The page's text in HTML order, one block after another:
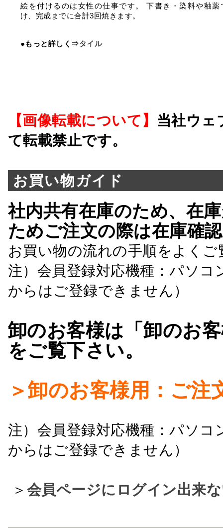
絵を付けるのは女性の仕事です。 下書き・染料や釉薬
け、完成までに合計3回焼きます。
●もっと詳しく⇒タイル
【画像転載について】 当社ウェ
て転載禁止です。
お買い物ガイド
社内共有在庫のため、在
ためご注文の際は在庫確
お買い物の流れの手順をよくご
注）会員登録対応機種：パソ
からはご登録できません）
卸のお客様は「卸のお
をご覧下さい。
＞卸のお客様用：ご注
注）会員登録対応機種：パソ
からはご登録できません）
＞ 会員ページにログイン出来